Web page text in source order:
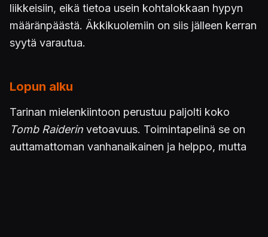
liikkeisiin, eikä tietoa usein kohtalokkaan hypyn
määränpäästä. Äkkikuolemiin on siis jälleen kerran
syytä varautua.
Lopun alku
Tarinan mielenkiintoon perustuu paljolti koko
Tomb Raiderin vetoavuus. Toimintapelinä se on
auttamattoman vanhanaikainen ja helppo, mutta